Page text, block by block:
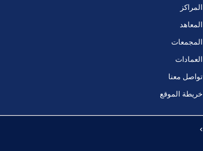
المراكز
المعاهد
المجمعات
العمادات
تواصل معنا
خريطة الموقع